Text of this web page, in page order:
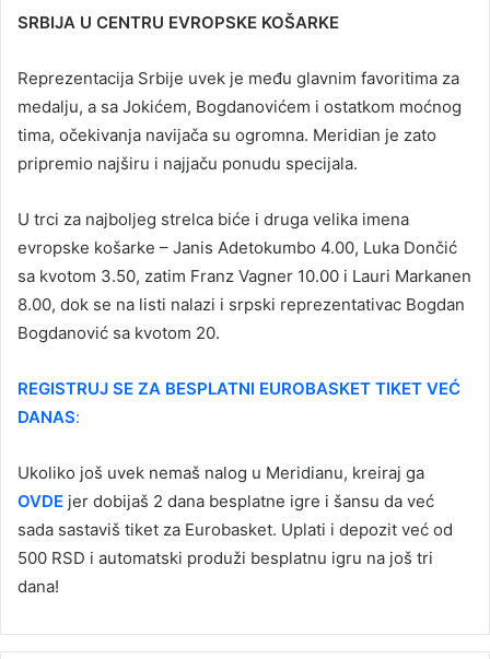
SRBIJA U CENTRU EVROPSKE KOŠARKE
Reprezentacija Srbije uvek je među glavnim favoritima za
medalju, a sa Jokićem, Bogdanovićem i ostatkom moćnog
tima, očekivanja navijača su ogromna. Meridian je zato
pripremio najširu i najjaču ponudu specijala.
U trci za najboljeg strelca biće i druga velika imena
evropske košarke – Janis Adetokumbo 4.00, Luka Dončić
sa kvotom 3.50, zatim Franz Vagner 10.00 i Lauri Markanen
8.00, dok se na listi nalazi i srpski reprezentativac Bogdan
Bogdanović sa kvotom 20.
REGISTRUJ SE ZA BESPLATNI EUROBASKET TIKET VEĆ
DANAS:
Ukoliko još uvek nemaš nalog u Meridianu, kreiraj ga
OVDE jer dobijaš 2 dana besplatne igre i šansu da već
sada sastaviš tiket za Eurobasket. Uplati i depozit već od
500 RSD i automatski produži besplatnu igru na još tri
dana!